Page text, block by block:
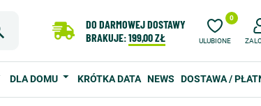
DO DARMOWEJ DOSTAWY
BRAKUJE:199,00 ZŁ ULUBIONE
0
DLA DOMU KRÓTKA DATA NEWS DOSTAWA /